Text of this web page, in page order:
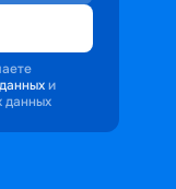
и
данных